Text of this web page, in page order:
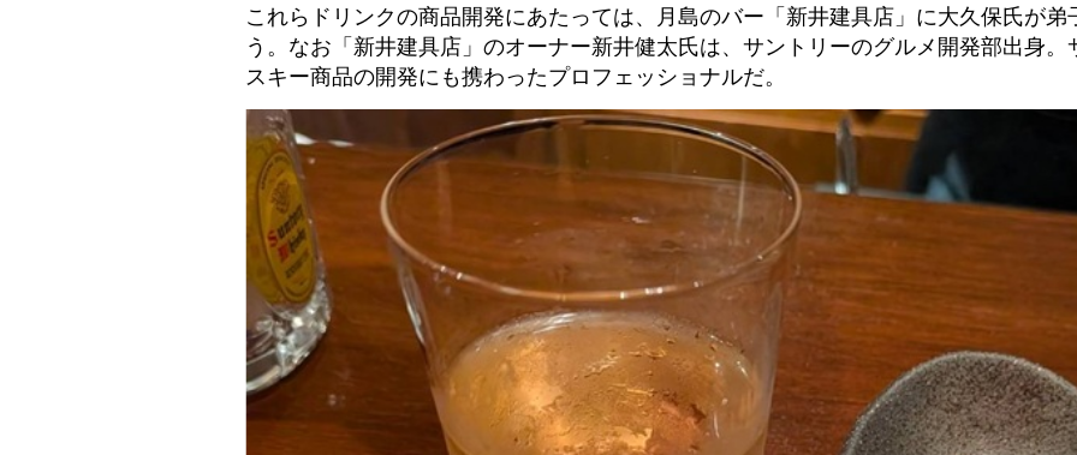
これらドリンクの商品開発にあたっては、月島のバー「新井建具店」に大久保氏が弟
う。なお「新井建具店」のオーナー新井健太氏は、サントリーのグルメ開発部出身
スキー商品の開発にも携わったプロフェッショナルだ。